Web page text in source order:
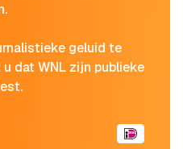
geluid te
dat WNL zijn publieke